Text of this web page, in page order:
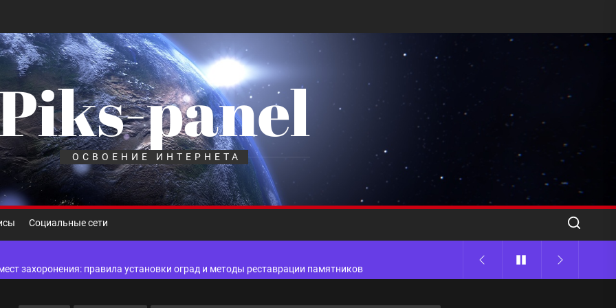
panel
ОСВОЕНИЕ ИНТЕРНЕТА
Социальные сети
принципы работы, риски и способы хранения криптовалют
для ногтевого сервиса, наращивания ресниц и депиляции
оптимизации для коммерческих веб-ресурсов
и доставка в магазине цифровой техники, работающем с 2010 года